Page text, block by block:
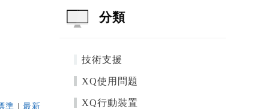
準 |最新
分類
技術支援
XQ使用問題
XQ行動裝置